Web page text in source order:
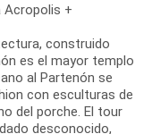
Acropolis +
construido
es el mayor templo
al Partenón se
con esculturas de
del porche. El tour
desconocido,